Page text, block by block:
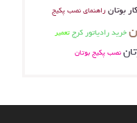
بوتانراهنمای نصب پکیج
خرید رادیاتور کرجتعمیر
نصب پکیج بوتان